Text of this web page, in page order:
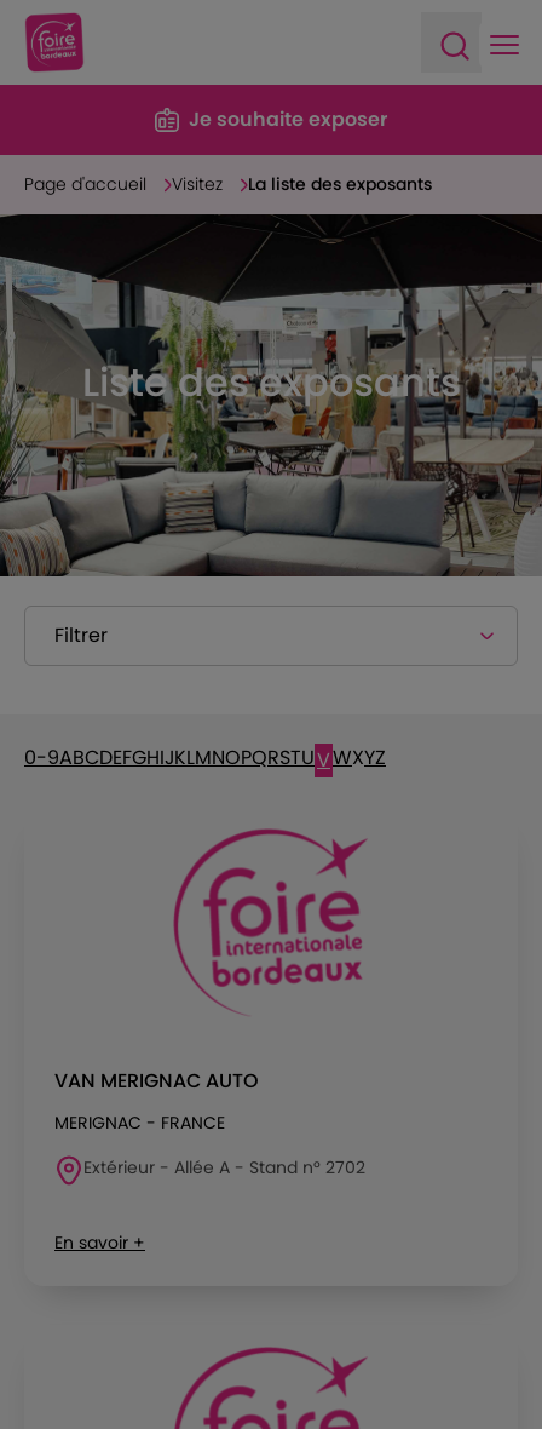
Je souhaite exposer
Page d'accueil Visitez La liste des exposants
Liste des exposants
Filtrer
0-9ABCDEFGHIJKLMNOPQRSTUVWXYZ
VAN MERIGNAC AUTO
MERIGNAC - FRANCE
Extérieur - Allée A - Stand n° 2702
En savoir +